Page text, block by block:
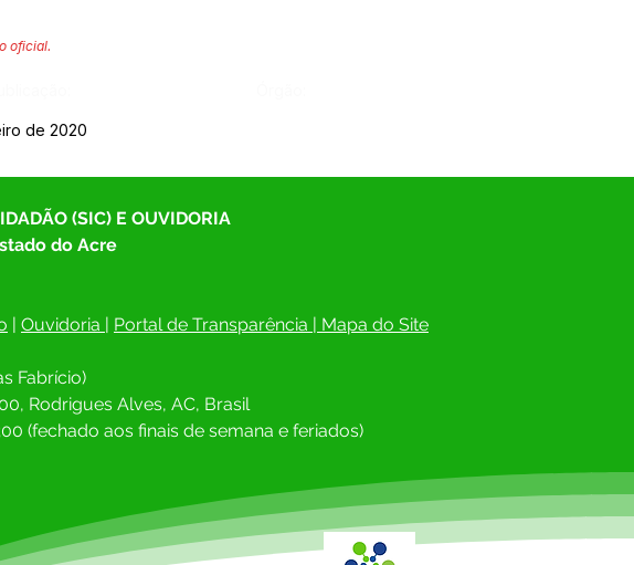
oficial.
de 2020
(SIC) E OUVIDORIA
do Acre
| Ouvidoria | Portal de Transparência | Mapa do Site
Fabrício)
Rodrigues Alves, AC, Brasil
(fechado aos finais de semana e feriados)